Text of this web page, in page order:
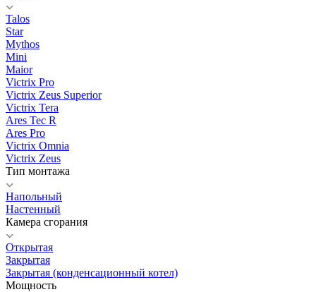
Talos
Star
Mythos
Mini
Maior
Victrix Pro
Victrix Zeus Superior
Victrix Tera
Ares Tec R
Ares Pro
Victrix Omnia
Victrix Zeus
Тип монтажа
Напольный
Настенный
Камера сгорания
Открытая
Закрытая
Закрытая (конденсационный котел)
Мощность